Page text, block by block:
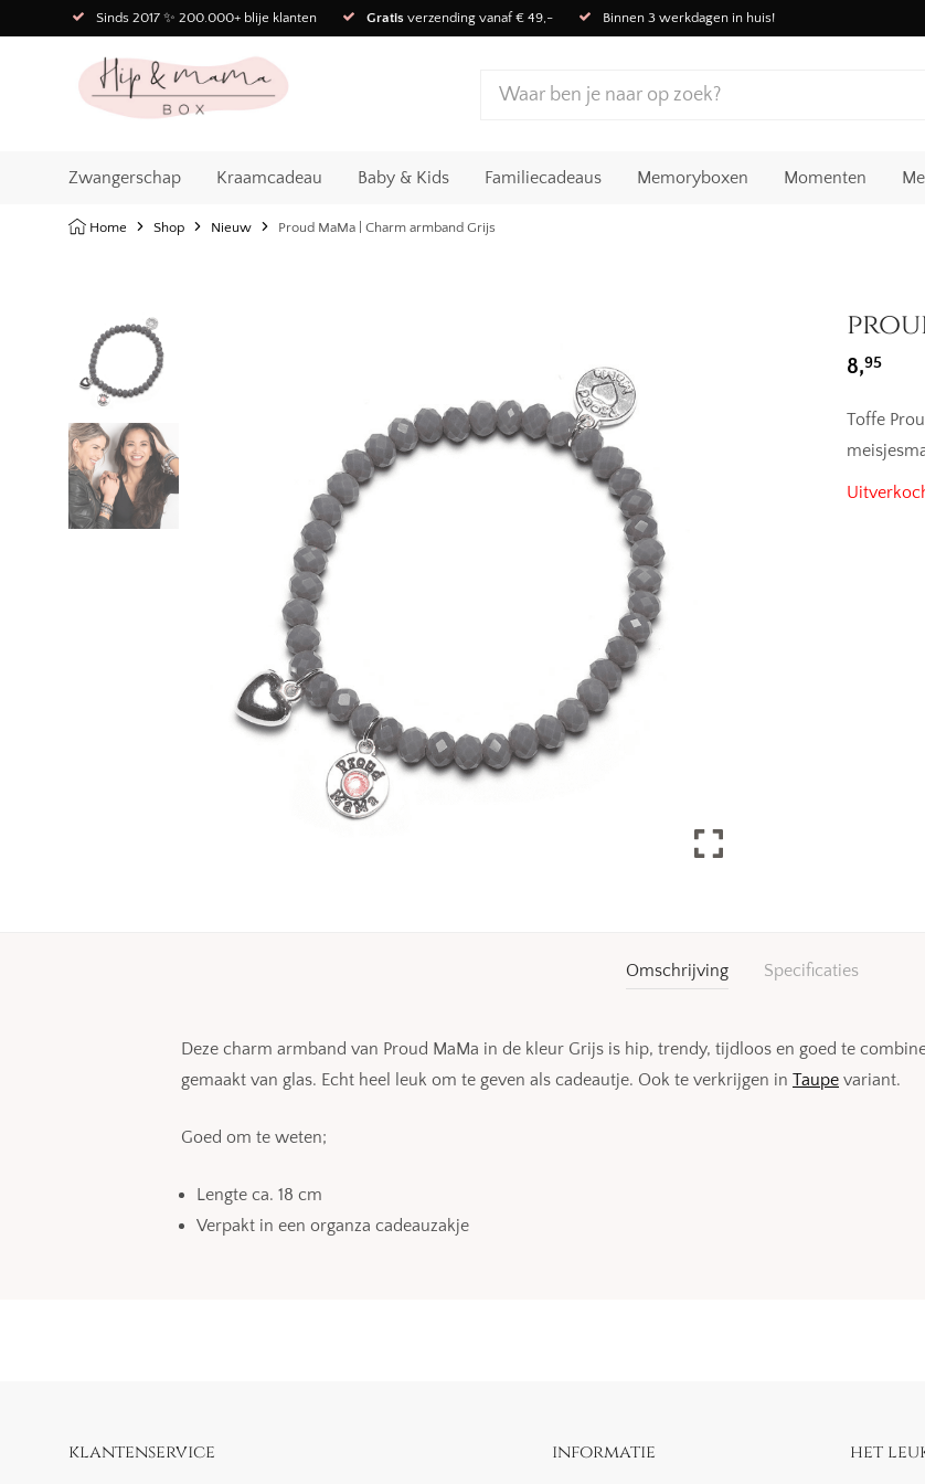
Sinds 2017 ✨ 200.000+ blije klanten Gratis verzending vanaf € 49,- Binnen 3 werkdagen in huis!
Zwangerschap Kraamcadeau Baby & Kids Familiecadeaus Memoryboxen Momenten
Home Shop Nieuw Proud MaMa | Charm armband Grijs
8,95
Toffe
Omschrijving Specificaties
Deze charm armband van Proud MaMa in de kleur Grijs is hip, trendy, tijdloos en goed te
gemaakt van glas. Echt heel leuk om te geven als cadeautje. Ook te verkrijgen in Taupe variant.
Goed om te weten;
Lengte ca. 18 cm
Verpakt in een organza cadeauzakje
klantenservice informatie het